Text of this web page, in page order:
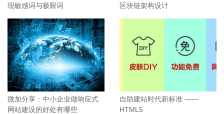
现敏感词与极限词
区块链架构设计
微加分享：中小企业做响应式
网站建设的好处有哪些
自助建站时代新标准 ——
HTML5